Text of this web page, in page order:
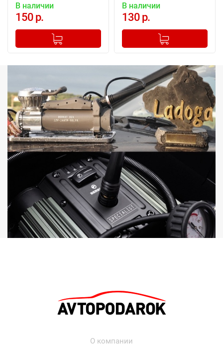
В наличии
150 р.
+
Добавлено в корзину
В наличии
130 р.
+
Добавлено в корзину
О компании